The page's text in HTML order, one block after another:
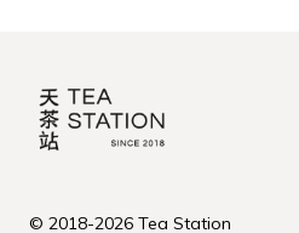
© 2018-2026 Tea Station